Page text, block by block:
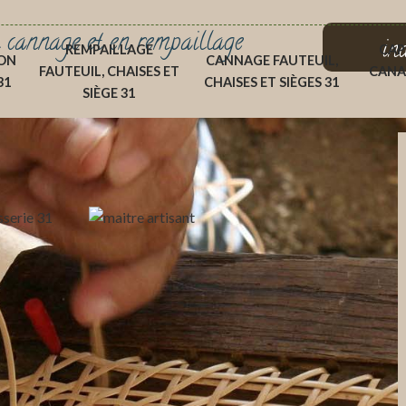
et en rempaillage
REMPAILLAGE
FAUTEUIL, CHAISES ET
SIÈGE 31
CANNAGE FAUTEUIL,
CHAISES ET SIÈGES 31